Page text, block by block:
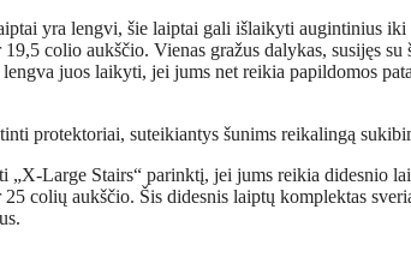
yra lengvi, šie laiptai gali išlaikyti augintinius
colio aukščio. Vienas gražus dalykas, susijęs su
juos laikyti, jei jums net reikia papildomos
protektoriai, suteikiantys šunims reikalingą
„X-Large Stairs“ parinktį, jei jums reikia didesnio
colių aukščio. Šis didesnis laiptų komplektas